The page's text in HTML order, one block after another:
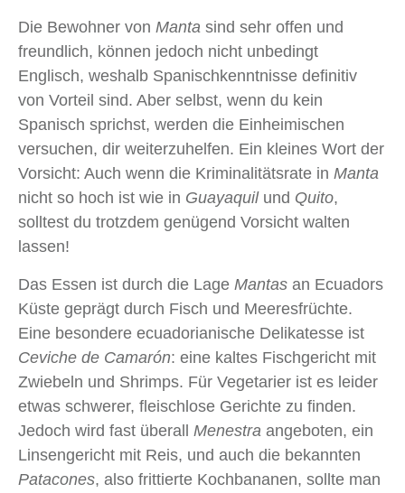
Die Bewohner von Manta sind sehr offen und
freundlich, können jedoch nicht unbedingt
Englisch, weshalb Spanischkenntnisse definitiv
von Vorteil sind. Aber selbst, wenn du kein
Spanisch sprichst, werden die Einheimischen
versuchen, dir weiterzuhelfen. Ein kleines Wort der
Vorsicht: Auch wenn die Kriminalitätsrate in Manta
nicht so hoch ist wie in Guayaquilund Quito,
solltest du trotzdem genügend Vorsicht walten
lassen!
Das Essen ist durch die Lage Mantas an Ecuadors
Küste geprägt durch Fisch und Meeresfrüchte.
Eine besondere ecuadorianische Delikatesse ist
Ceviche de Camarón: eine kaltes Fischgericht mit
Zwiebeln und Shrimps. Für Vegetarier ist es leider
etwas schwerer, fleischlose Gerichte zu finden.
Jedoch wird fast überall Menestra angeboten, ein
Linsengericht mit Reis, und auch die bekannten
Patacones, also frittierte Kochbananen, sollte man